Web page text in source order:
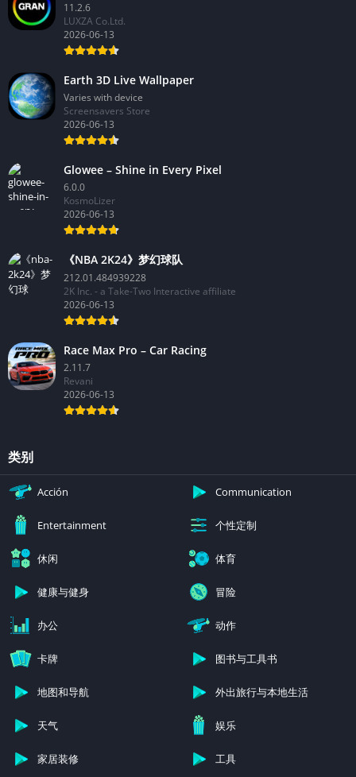
11.2.6
LUXZA Co.Ltd.
2026-06-13
Earth 3D Live Wallpaper
Varies with device
Screensavers Store
2026-06-13
Glowee – Shine in Every Pixel
6.0.0
KosmoLizer
2026-06-13
《NBA 2K24》梦幻球队
212.01.484939228
2K Inc. - a Take-Two Interactive affiliate
2026-06-13
Race Max Pro – Car Racing
2.11.7
Revani
2026-06-13
类别
Acción Communication
Entertainment 个性定制
休闲 体育
健康与健身 冒险
办公 动作
卡牌 图书与工具书
地图和导航 外出旅行与本地生活
天气 娱乐
家居装修 工具